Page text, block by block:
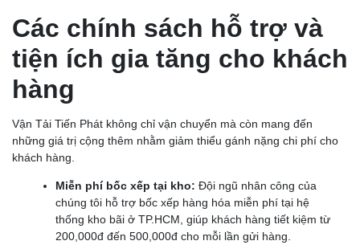
Các chính sách hỗ trợ và
tiện ích gia tăng cho khách
hàng
Vận Tải Tiến Phát không chỉ vận chuyển mà còn mang đến
những giá trị cộng thêm nhằm giảm thiểu gánh nặng chi phí cho
khách hàng.
Miễn phí bốc xếp tại kho: Đội ngũ nhân công của
chúng tôi hỗ trợ bốc xếp hàng hóa miễn phí tại hệ
thống kho bãi ở TP.HCM, giúp khách hàng tiết kiệm từ
200,000đ đến 500,000đ cho mỗi lần gửi hàng.